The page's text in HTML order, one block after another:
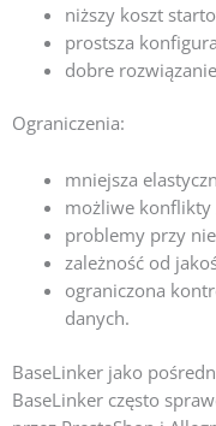
niższy koszt
prostsza
dobre
Ograniczenia:
mniejsza
możliwe konflikty
problemy przy
zależność od
ograniczona
danych.
BaseLinker jako
BaseLinker często